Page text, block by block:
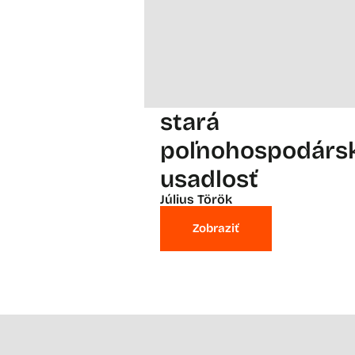
stará
usadlosť
Július Török
Zobraziť